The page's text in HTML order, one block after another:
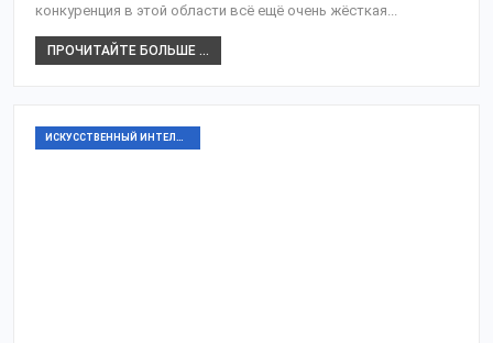
конкуренция в этой области всё ещё очень жёсткая...
ПРОЧИТАЙТЕ БОЛЬШЕ ...